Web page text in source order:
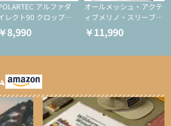
アルファダ
レクト90 クロップド
ULタイツ（アクティブ
インサレーション/テン
￥8,990
オールメッシュ・アクテ
ィブメリノ・スリーブレ
ス
￥11,990